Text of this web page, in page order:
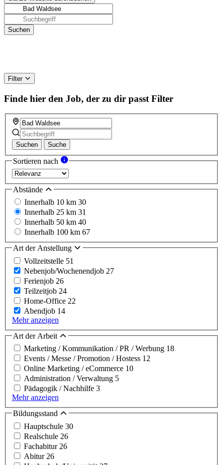
Filter
Finde hier den Job, der zu dir passt Filter
Suchen Suche
Sortieren nach
Abstände
Innerhalb 10 km 30
Innerhalb 25 km 31
Innerhalb 50 km 40
Innerhalb 100 km 67
Art der Anstellung
Vollzeitstelle 51
Nebenjob/Wochenendjob 27
Ferienjob 26
Teilzeitjob 24
Home-Office 22
Abendjob 14
Mehr anzeigen
Art der Arbeit
Marketing / Kommunikation / PR / Werbung 18
Events / Messe / Promotion / Hostess 12
Online Marketing / eCommerce 10
Administration / Verwaltung 5
Pädagogik / Nachhilfe 3
Mehr anzeigen
Bildungsstand
Hauptschule 30
Realschule 26
Fachabitur 26
Abitur 26